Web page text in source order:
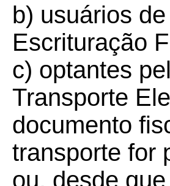
b) usuários
Escrituração
c) optantes
Transporte
documento
transporte for
ou, desde